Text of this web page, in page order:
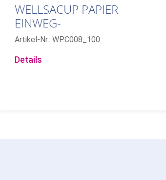
WELLSACUP PAPIER
EINWEG-
MUNDSPÜLBECHER, 100
Artikel-Nr.: WPC008_100
Details